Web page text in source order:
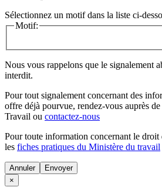
Sélectionnez un motif dans la liste ci-
Motif:
Nous vous rappelons que le signalement
interdit.
Pour tout signalement concernant des
offre déjà pourvue, rendez-vous auprès
Travail ou contactez-nous
Pour toute information concernant le droit
les fiches pratiques du Ministère du travail
Annuler
×